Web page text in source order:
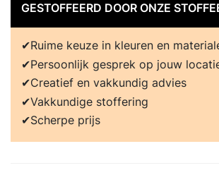
GESTOFFEERD DOOR ONZE
Ruime keuze in kleuren en
Persoonlijk gesprek op jouw
Creatief en vakkundig advies
Vakkundige stoffering
Scherpe prijs